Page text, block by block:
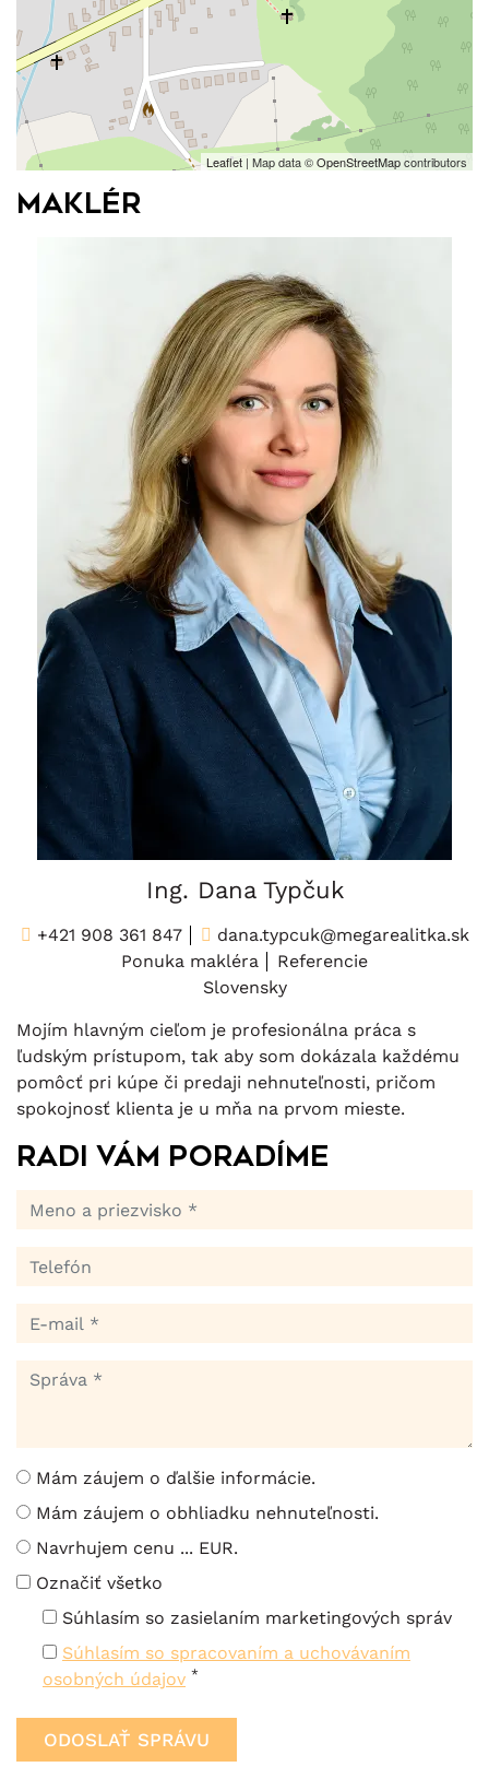
Leaflet | Map data ©OpenStreetMapcontributors
Maklér
Ing. Dana Typčuk
+421 908 361 847
dana.typcuk@megarealitka.sk
Ponuka makléra
Referencie
Slovensky
Mojím hlavným cieľom je profesionálna práca s
ľudským prístupom, tak aby som dokázala každému
pomôcť pri kúpe či predaji nehnuteľnosti, pričom
spokojnosť klienta je u mňa na prvom mieste.
Radi Vám poradíme
Mám záujem o ďalšie informácie.
Mám záujem o obhliadku nehnuteľnosti.
Navrhujem cenu ... EUR.
Označiť všetko
Súhlasím so zasielaním marketingových správ
Súhlasím so spracovaním a uchovávaním
osobných údajov *